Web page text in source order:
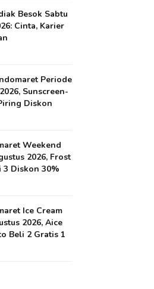
Besok Sabtu
Cinta, Karier
Periode
Sunscreen-
Diskon
Weekend
2026, Frost
3 Diskon 30%
Ice Cream
2026, Aice
Beli 2 Gratis 1